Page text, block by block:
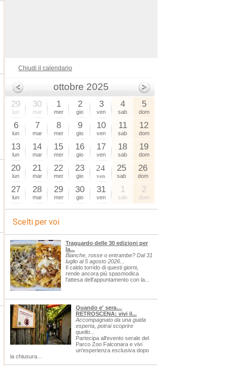
Chiudi il calendario
ottobre 2025
29
lun
30
mar
1
mer
2
gio
3
ven
4
sab
5
dom
6
lun
7
mar
8
mer
9
gio
10
ven
11
sab
12
dom
13
lun
14
mar
15
mer
16
gio
17
ven
18
sab
19
dom
20
lun
21
mar
22
mer
23
gio
24
ven
25
sab
26
dom
27
lun
28
mar
29
mer
30
gio
31
ven
1
sab
2
dom
Scelti per voi
Traguardo delle 30 edizioni per
la...
Bianche, rosse o entrambe? Dal 31
luglio al 5 agosto 2026...
Il caldo torrido di questi giorni,
rende ancora più spasmodica
l'attesa dell'appuntamento con la...
Quando e' sera…
RETROSCENA: vivi il...
Accompagnato da una guida
esperta, potrai scoprire
quello...
Partecipa all'evento serale del
Parco Zoo Falconara e vivi
un'esperienza esclusiva dopo
la chiusura...